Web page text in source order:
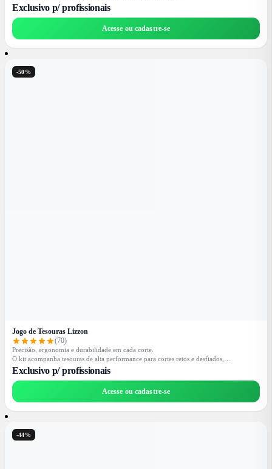
Exclusivo p/ profissionais
Acesse ou cadastre-se
-50%
Jogo de Tesouras Lizzon
(70)
Precisão, ergonomia e durabilidade em cada corte.
O kit acompanha tesouras de alta performance para cortes retos e desfiados,
desenvolvidas para oferecer leveza e controle em qualquer técnica.
Acompanha uma case elegante e resistente, ideal para proteger e transportar suas
ferramentas com segurança e praticidade.
Exclusivo p/ profissionais
Acesse ou cadastre-se
-44%